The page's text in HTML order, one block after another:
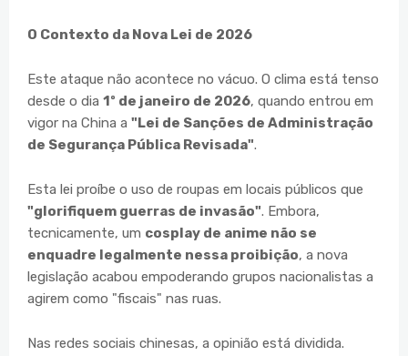
O Contexto da Nova Lei de 2026
Este ataque não acontece no vácuo. O clima está tenso
desde o dia 1º de janeiro de 2026, quando entrou em
vigor na China a "Lei de Sanções de Administração
de Segurança Pública Revisada".
Esta lei proíbe o uso de roupas em locais públicos que
"glorifiquem guerras de invasão". Embora,
tecnicamente, um cosplay de anime não se
enquadre legalmente nessa proibição, a nova
legislação acabou empoderando grupos nacionalistas a
agirem como "fiscais" nas ruas.
Nas redes sociais chinesas, a opinião está dividida.